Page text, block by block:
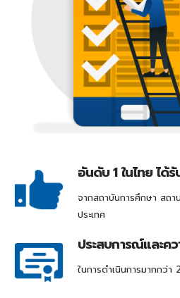
อันดับ 1 ในไทย ได้รั
จากสถาบันการศึกษา สถา
ประเทศ
ประสบการณ์และค
ในการดำเนินการมากกว่า